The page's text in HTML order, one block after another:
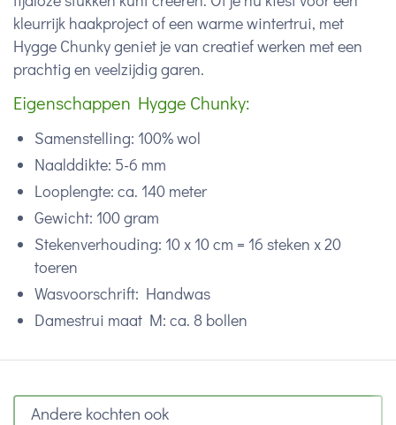
kleurrijk haakproject of een warme wintertrui, met
Hygge Chunky geniet je van creatief werken met een
prachtig en veelzijdig garen.
Eigenschappen Hygge Chunky:
Samenstelling: 100% wol
Naalddikte: 5-6 mm
Looplengte: ca. 140 meter
Gewicht: 100 gram
Stekenverhouding: 10 x 10 cm = 16 steken x 20
toeren
Wasvoorschrift: Handwas
Damestrui maat M: ca. 8 bollen
Andere kochten ook